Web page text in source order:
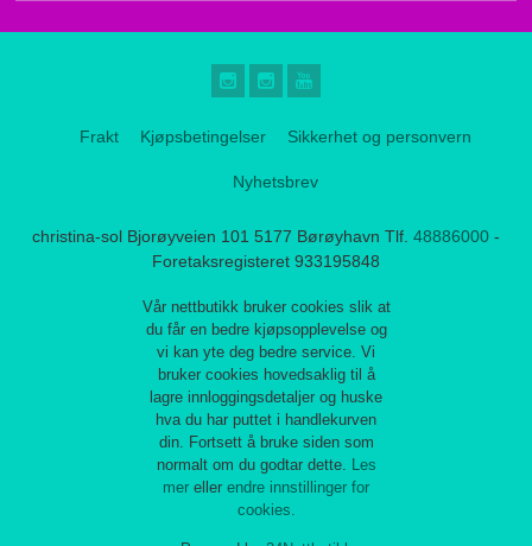
Frakt Kjøpsbetingelser Sikkerhet og personvern
Nyhetsbrev
christina-sol Bjorøyveien 101 5177 Børøyhavn Tlf. 48886000 -
Foretaksregisteret 933195848
Vår nettbutikk bruker cookies slik at
du får en bedre kjøpsopplevelse og
vi kan yte deg bedre service. Vi
bruker cookies hovedsaklig til å
lagre innloggingsdetaljer og huske
hva du har puttet i handlekurven
din. Fortsett å bruke siden som
normalt om du godtar dette. Les
mer eller endre innstillinger for
cookies.